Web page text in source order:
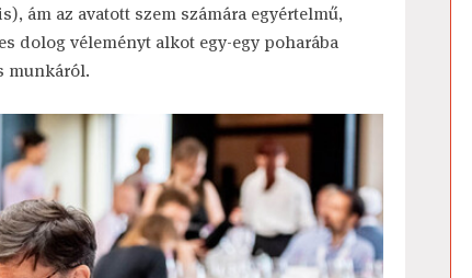
ám az avatott szem számára egyértelmű,
dolog véleményt alkot egy-egy poharába
munkáról.